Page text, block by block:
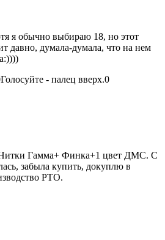
я обычно выбираю 18, но этот
давно, думала-думала, что на нем
Голосуйте - палец вверх.0
Гамма+ Финка+1 цвет ДМС. С
забыла купить, докуплю в
РТО.